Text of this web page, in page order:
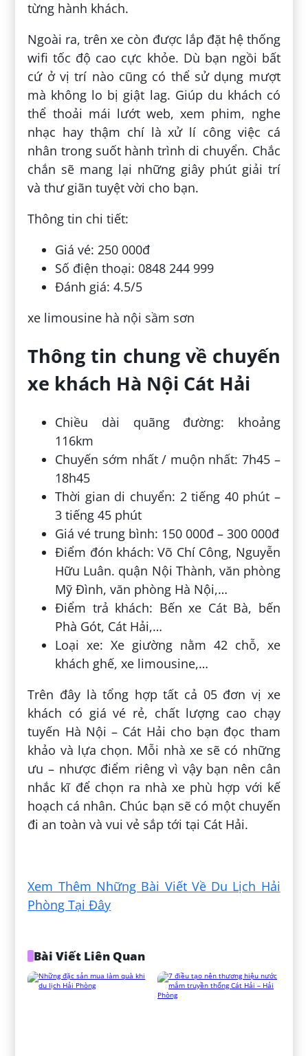
từng hành khách.
Ngoài ra, trên xe còn được lắp đặt hệ thống
wifi tốc độ cao cực khỏe. Dù bạn ngồi bất
cứ ở vị trí nào cũng có thể sử dụng mượt
mà không lo bị giật lag. Giúp du khách có
thể thoải mái lướt web, xem phim, nghe
nhạc hay thậm chí là xử lí công việc cá
nhân trong suốt hành trình di chuyển. Chắc
chắn sẽ mang lại những giây phút giải trí
và thư giãn tuyệt vời cho bạn.
Thông tin chi tiết:
Giá vé: 250 000đ
Số điện thoại: 0848 244 999
Đánh giá: 4.5/5
xe limousine hà nội sầm sơn
Thông tin chung về chuyến
xe khách Hà Nội Cát Hải
Chiều dài quãng đường: khoảng
116km
Chuyến sớm nhất / muộn nhất: 7h45 –
18h45
Thời gian di chuyển: 2 tiếng 40 phút –
3 tiếng 45 phút
Giá vé trung bình: 150 000đ – 300 000đ
Điểm đón khách: Võ Chí Công, Nguyễn
Hữu Luân. quận Nội Thành, văn phòng
Mỹ Đình, văn phòng Hà Nội,…
Điểm trả khách: Bến xe Cát Bà, bến
Phà Gót, Cát Hải,…
Loại xe: Xe giường nằm 42 chỗ, xe
khách ghế, xe limousine,…
Trên đây là tổng hợp tất cả 05 đơn vị xe
khách có giá vé rẻ, chất lượng cao chạy
tuyến Hà Nội – Cát Hải cho bạn đọc tham
khảo và lựa chọn. Mỗi nhà xe sẽ có những
ưu – nhược điểm riêng vì vậy bạn nên cân
nhắc kĩ để chọn ra nhà xe phù hợp với kế
hoạch cá nhân. Chúc bạn sẽ có một chuyến
đi an toàn và vui vẻ sắp tới tại Cát Hải.
Xem Thêm Những Bài Viết Về Du Lịch Hải
Phòng Tại Đây
Bài Viết Liên Quan